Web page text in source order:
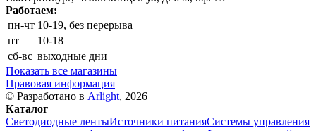
Работаем:
пн-чт 10-19, без перерыва
пт
10-18
сб-вс выходные дни
Показать все магазины
Правовая информация
© Разработано в Arlight, 2026
Каталог
Светодиодные лентыИсточники питанияСистемы управления